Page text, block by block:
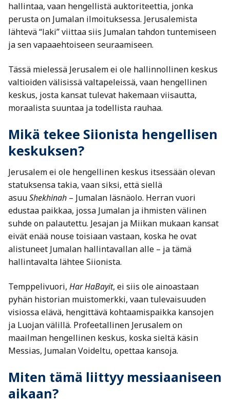
hallintaa, vaan hengellistä auktoriteettia, jonka
perusta on Jumalan ilmoituksessa. Jerusalemista
lähtevä “laki” viittaa siis Jumalan tahdon tuntemiseen
ja sen vapaaehtoiseen seuraamiseen.
Tässä mielessä Jerusalem ei ole hallinnollinen keskus
valtioiden välisissä valtapeleissä, vaan hengellinen
keskus, josta kansat tulevat hakemaan viisautta,
moraalista suuntaa ja todellista rauhaa.
Mikä tekee Siionista hengellisen
keskuksen?
Jerusalem ei ole hengellinen keskus itsessään olevan
statuksensa takia, vaan siksi, että siellä
asuuShekhinah – Jumalan läsnäolo. Herran vuori
edustaa paikkaa, jossa Jumalan ja ihmisten välinen
suhde on palautettu. Jesajan ja Miikan mukaan kansat
eivät enää nouse toisiaan vastaan, koska he ovat
alistuneet Jumalan hallintavallan alle – ja tämä
hallintavalta lähtee Siionista.
Temppelivuori, Har HaBayit, ei siis ole ainoastaan
pyhän historian muistomerkki, vaan tulevaisuuden
visiossa elävä, hengittävä kohtaamispaikka kansojen
ja Luojan välillä. Profeetallinen Jerusalem on
maailman hengellinen keskus, koska sieltä käsin
Messias, Jumalan Voideltu, opettaa kansoja.
Miten tämä liittyy messiaaniseen
aikaan?